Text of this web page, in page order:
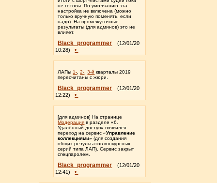
не готовы. По умолчанию эта
настройка не включена (можно
только вручную поменять, если
надо). На промежуточные
результаты (для админов) это не
влияет.
Black_programmer
(12/01/20
10:28)
•
ЛАПы 1- ,2- ,3-й кварталы 2019
пересчитаны с жюри.
Black_programmer
(12/01/20
12:22)
•
[для админов] На странице
Модерация в разделе «6.
Удалённый доступ» появился
переход на сервис«Управление
коллекциями» (для создания
общих результатов конкурсных
серий типа ЛАП). Сервис закрыт
спецпаролем.
Black_programmer
(12/01/20
12:41)
•